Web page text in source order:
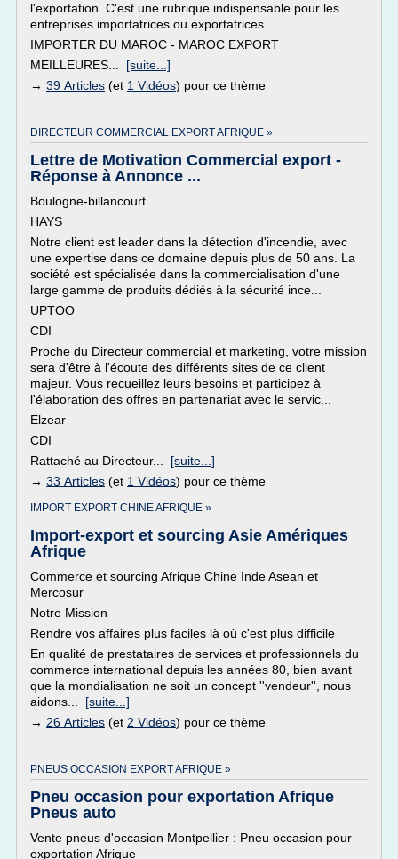
l'exportation. C'est une rubrique indispensable pour les
entreprises importatrices ou exportatrices.
IMPORTER DU MAROC - MAROC EXPORT
MEILLEURES... [suite...]
→ 39 Articles (et 1 Vidéos) pour ce thème
DIRECTEUR COMMERCIAL EXPORT AFRIQUE »
Lettre de Motivation Commercial export -
Réponse à Annonce ...
Boulogne-billancourt
HAYS
Notre client est leader dans la détection d'incendie, avec
une expertise dans ce domaine depuis plus de 50 ans. La
société est spécialisée dans la commercialisation d'une
large gamme de produits dédiés à la sécurité ince...
UPTOO
CDI
Proche du Directeur commercial et marketing, votre mission
sera d'être à l'écoute des différents sites de ce client
majeur. Vous recueillez leurs besoins et participez à
l'élaboration des offres en partenariat avec le servic...
Elzear
CDI
Rattaché au Directeur... [suite...]
→ 33 Articles (et 1 Vidéos) pour ce thème
IMPORT EXPORT CHINE AFRIQUE »
Import-export et sourcing Asie Amériques
Afrique
Commerce et sourcing Afrique Chine Inde Asean et
Mercosur
Notre Mission
Rendre vos affaires plus faciles là où c'est plus difficile
En qualité de prestataires de services et professionnels du
commerce international depuis les années 80, bien avant
que la mondialisation ne soit un concept ''vendeur'', nous
aidons... [suite...]
→ 26 Articles (et 2 Vidéos) pour ce thème
PNEUS OCCASION EXPORT AFRIQUE »
Pneu occasion pour exportation Afrique
Pneus auto
Vente pneus d'occasion Montpellier : Pneu occasion pour
exportation Afrique